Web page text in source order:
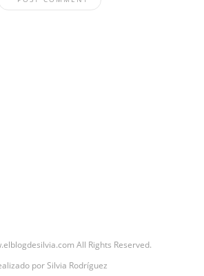
All Rights Reserved.
porSilvia Rodríguez